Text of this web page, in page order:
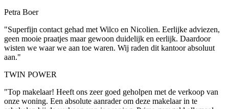
Petra Boer
"Superfijn contact gehad met Wilco en Nicolien. Eerlijke adviezen,
geen mooie praatjes maar gewoon duidelijk en eerlijk. Daardoor
wisten we waar we aan toe waren. Wij raden dit kantoor absoluut
aan."
TWIN POWER
"Top makelaar! Heeft ons zeer goed geholpen met de verkoop van
onze woning. Een absolute aanrader om deze makelaar in te